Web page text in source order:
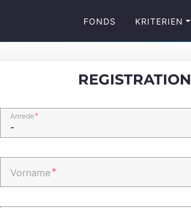
FONDS KRITERIEN
REGISTRATION
Anrede*
Vorname*